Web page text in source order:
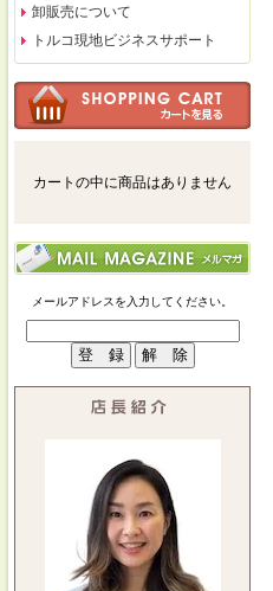
卸販売について
トルコ現地ビジネスサポート
カートの中に商品はありません
メールアドレスを入力してください。